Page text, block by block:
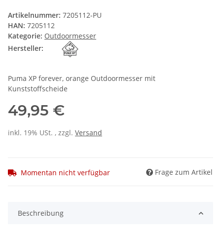
Artikelnummer: 7205112-PU
HAN: 7205112
Kategorie: Outdoormesser
Hersteller:
Puma XP forever, orange Outdoormesser mit
Kunststoffscheide
49,95 €
inkl. 19% USt. , zzgl. Versand
Momentan nicht verfügbar Frage zum Artikel
Beschreibung